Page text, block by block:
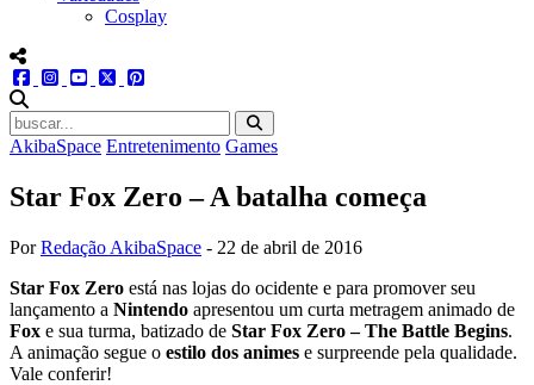
Cosplay
menu redes social
facebookinstagram
youtube
twitter
AkibaSpace Entretenimento Games
Star Fox Zero – A batalha começa
PorRedação AkibaSpace - 22 de abril de 2016
Star Fox Zero está nas lojas do ocidente e para promover seu
lançamento a Nintendo apresentou um curta metragem animado de
Fox e sua turma, batizado de Star Fox Zero – The Battle Begins.
A animação segue o estilo dos animes e surpreende pela qualidade.
Vale conferir!